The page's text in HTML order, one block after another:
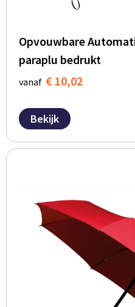
Opvouwbare
paraplu bedrukt
vanaf € 10,02
Bekijk